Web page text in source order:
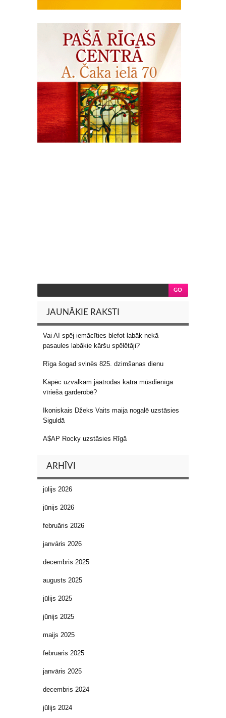
JAUNĀKIE RAKSTI
Vai AI spēj iemācīties blefot labāk nekā
pasaules labākie kāršu spēlētāji?
Rīga šogad svinēs 825. dzimšanas dienu
Kāpēc uzvalkam jāatrodas katra mūsdienīga
vīrieša garderobē?
Ikoniskais Džeks Vaits maija nogalē uzstāsies
Siguldā
A$AP Rocky uzstāsies Rīgā
ARHĪVI
jūlijs 2026
jūnijs 2026
februāris 2026
janvāris 2026
decembris 2025
augusts 2025
jūlijs 2025
jūnijs 2025
maijs 2025
februāris 2025
janvāris 2025
decembris 2024
jūlijs 2024